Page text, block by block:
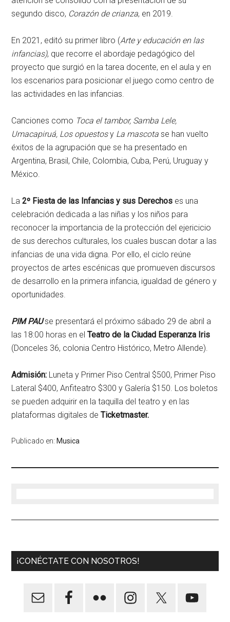
segundo disco, Corazón de crianza, en 2019.
En 2021, editó su primer libro (Arte y educación en las
infancias), que recorre el abordaje pedagógico del
proyecto que surgió en la tarea docente, en el aula y en
los escenarios para posicionar el juego como centro de
las actividades en las infancias.
Canciones como Toca el tambor, Samba Lele,
Umacapiruá, Los opuestosy La mascotase han vuelto
éxitos de la agrupación que se ha presentado en
Argentina, Brasil, Chile, Colombia, Cuba, Perú, Uruguay y
México.
La2º Fiesta de las Infancias y sus Derechos es una
celebración dedicada a las niñas y los niños para
reconocer la importancia de la protección del ejericicio
de sus derechos culturales, los cuales buscan dotar a las
infancias de una vida digna. Por ello, el ciclo reúne
proyectos de artes escénicas que promueven discursos
de desarrollo en la primera infancia, igualdad de género y
oportunidades.
PIM PAUse presentará el próximo sábado 29 de abril a
las 18:00 horas en elTeatro de la Ciudad Esperanza Iris
(Donceles 36, colonia Centro Histórico, Metro Allende).
Admisión: Luneta y Primer Piso Central $500, Primer Piso
Lateral $400, Anfiteatro $300 y Galería $150. Los boletos
se pueden adquirir en la taquilla del teatro y en las
plataformas digitales deTicketmaster.
Publicado en: Musica
¡CONÉCTATE CON NOSOTROS!